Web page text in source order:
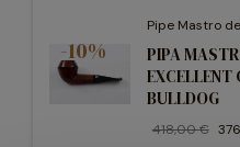
-10%
Pipe Mastro
PIPA
EXCELLENT
BULLDOG
418,00 €